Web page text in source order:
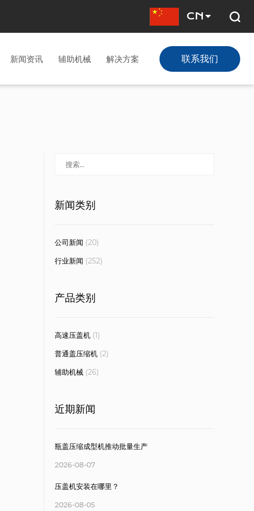
CN
新闻资讯 辅助机械 解决方案 联系我们
新闻类别
公司新闻 (20)
行业新闻 (252)
产品类别
高速压盖机 (1)
普通盖压缩机 (2)
辅助机械 (26)
近期新闻
瓶盖压缩成型机推动批量生产
2026-08-07
压盖机安装在哪里？
2026-08-05